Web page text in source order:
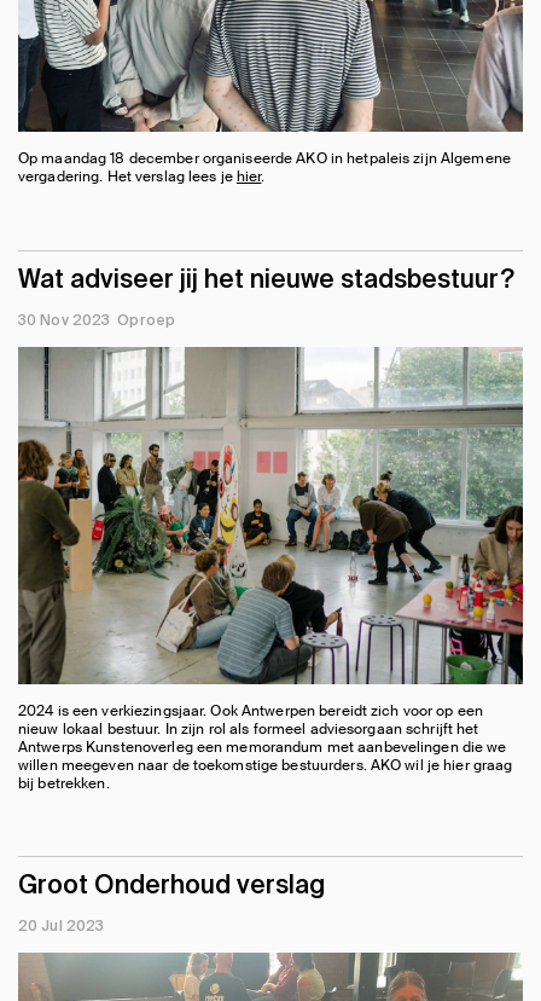
Op maandag 18 december organiseerde AKO in hetpaleis zijn Algemene
vergadering. Het verslag lees jehier.
Wat adviseer jij het nieuwe stadsbestuur?
30 Nov 2023 Oproep
2024 is een verkiezingsjaar. Ook Antwerpen bereidt zich voor op een
nieuw lokaal bestuur. In zijn rol als formeel adviesorgaan schrijft het
Antwerps Kunstenoverleg een memorandum met aanbevelingen die we
willen meegeven naar de toekomstige bestuurders. AKO wil je hier graag
bij betrekken.
Groot Onderhoud verslag
20 Jul 2023